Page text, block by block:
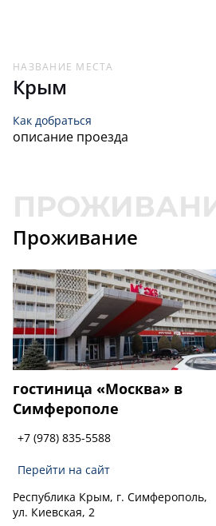
НАЗВАНИЕ МЕСТА
Крым
Как добраться
описание проезда
Проживание
гостиница «Москва» в
Симферополе
+7 (978) 835-5588
Перейти на сайт
Республика Крым, г. Симферополь,
ул. Киевская, 2